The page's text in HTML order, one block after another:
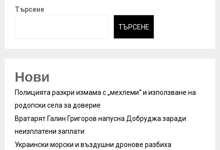
Търсене
ТЪРСЕНЕ
Нови
Полицията разкри измама с „мехлеми“ и използване на
родопски села за доверие
Вратарят Галин Григоров напусна Добруджа заради
неизплатени заплати
Украински морски и въздушни дронове разбиха